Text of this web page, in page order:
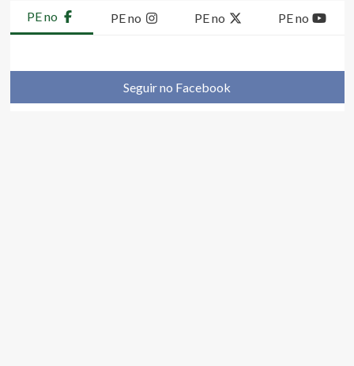
PE no PE no PE no PE no
Seguir no Facebook